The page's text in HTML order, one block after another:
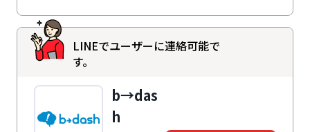
ってきた実績と信頼で、企業規模問わず、業種も幅広い
企業で利用されています。
LINEでユーザーに連絡可能で
す。
b→das
h